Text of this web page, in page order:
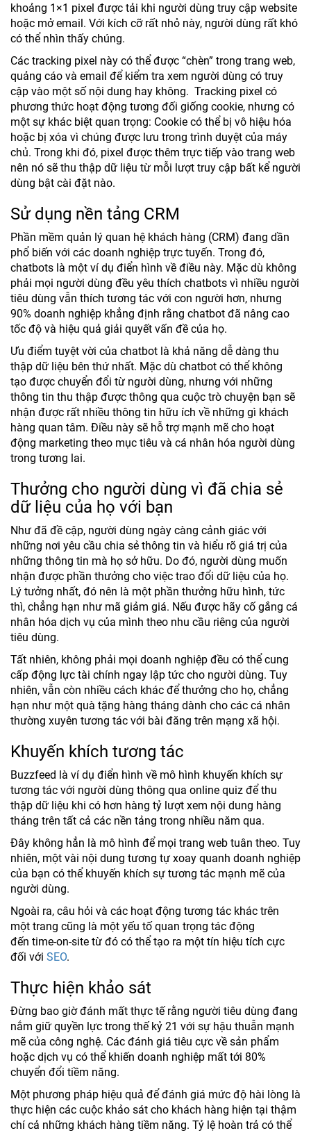
khoảng 1×1 pixel được tải khi người dùng truy cập website
hoặc mở email. Với kích cỡ rất nhỏ này, người dùng rất khó
có thể nhìn thấy chúng.
Các tracking pixel này có thể được “chèn” trong trang web,
quảng cáo và email để kiểm tra xem người dùng có truy
cập vào một số nội dung hay không. Tracking pixel có
phương thức hoạt động tương đối giống cookie, nhưng có
một sự khác biệt quan trọng: Cookie có thể bị vô hiệu hóa
hoặc bị xóa vì chúng được lưu trong trình duyệt của máy
chủ. Trong khi đó, pixel được thêm trực tiếp vào trang web
nên nó sẽ thu thập dữ liệu từ mỗi lượt truy cập bất kể người
dùng bật cài đặt nào.
Sử dụng nền tảng CRM
Phần mềm quản lý quan hệ khách hàng (CRM) đang dần
phổ biến với các doanh nghiệp trực tuyến. Trong đó,
chatbots là một ví dụ điển hình về điều này. Mặc dù không
phải mọi người dùng đều yêu thích chatbots vì nhiều người
tiêu dùng vẫn thích tương tác với con người hơn, nhưng
90% doanh nghiệp khẳng định rằng chatbot đã nâng cao
tốc độ và hiệu quả giải quyết vấn đề của họ.
Ưu điểm tuyệt vời của chatbot là khả năng dễ dàng thu
thập dữ liệu bên thứ nhất. Mặc dù chatbot có thể không
tạo được chuyển đổi từ người dùng, nhưng với những
thông tin thu thập được thông qua cuộc trò chuyện bạn sẽ
nhận được rất nhiều thông tin hữu ích về những gì khách
hàng quan tâm. Điều này sẽ hỗ trợ mạnh mẽ cho hoạt
động marketing theo mục tiêu và cá nhân hóa người dùng
trong tương lai.
Thưởng cho người dùng vì đã chia sẻ
dữ liệu của họ với bạn
Như đã đề cập, người dùng ngày càng cảnh giác với
những nơi yêu cầu chia sẻ thông tin và hiểu rõ giá trị của
những thông tin mà họ sở hữu. Do đó, người dùng muốn
nhận được phần thưởng cho việc trao đổi dữ liệu của họ.
Lý tưởng nhất, đó nên là một phần thưởng hữu hình, tức
thì, chẳng hạn như mã giảm giá. Nếu được hãy cố gắng cá
nhân hóa dịch vụ của mình theo nhu cầu riêng của người
tiêu dùng.
Tất nhiên, không phải mọi doanh nghiệp đều có thể cung
cấp động lực tài chính ngay lập tức cho người dùng. Tuy
nhiên, vẫn còn nhiều cách khác để thưởng cho họ, chẳng
hạn như một quà tặng hàng tháng dành cho các cá nhân
thường xuyên tương tác với bài đăng trên mạng xã hội.
Khuyến khích tương tác
Buzzfeed là ví dụ điển hình về mô hình khuyến khích sự
tương tác với người dùng thông qua online quiz để thu
thập dữ liệu khi có hơn hàng tỷ lượt xem nội dung hàng
tháng trên tất cả các nền tảng trong nhiều năm qua.
Đây không hẳn là mô hình để mọi trang web tuân theo. Tuy
nhiên, một vài nội dung tương tự xoay quanh doanh nghiệp
của bạn có thể khuyến khích sự tương tác mạnh mẽ của
người dùng.
Ngoài ra, câu hỏi và các hoạt động tương tác khác trên
một trang cũng là một yếu tố quan trọng tác động
đến time-on-site từ đó có thể tạo ra một tín hiệu tích cực
đối với SEO.
Thực hiện khảo sát
Đừng bao giờ đánh mất thực tế rằng người tiêu dùng đang
nắm giữ quyền lực trong thế kỷ 21 với sự hậu thuẫn mạnh
mẽ của công nghệ. Các đánh giá tiêu cực về sản phẩm
hoặc dịch vụ có thể khiến doanh nghiệp mất tới 80%
chuyển đổi tiềm năng.
Một phương pháp hiệu quả để đánh giá mức độ hài lòng là
thực hiện các cuộc khảo sát cho khách hàng hiện tại thậm
chí cả những khách hàng tiềm năng. Tỷ lệ hoàn trả có thể